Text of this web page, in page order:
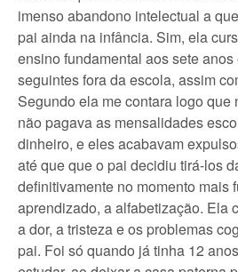
imenso abandono intelectual a
pai ainda na infância. Sim, ela
ensino fundamental aos sete
seguintes fora da escola, assim
Segundo ela me contara logo que
não pagava as mensalidades
dinheiro, e eles acabavam
até que que o pai decidiu tirá-los
definitivamente no momento mais
aprendizado, a alfabetização. Ela
a dor, a tristeza e os problemas
pai. Foi só quando já tinha 12